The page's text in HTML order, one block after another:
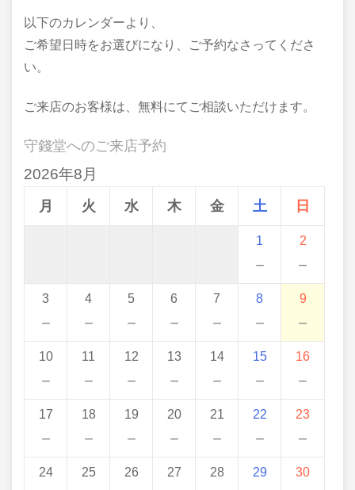
以下のカレンダーより、
ご希望日時をお選びになり、ご予約なさってくださ
い。
ご来店のお客様は、無料にてご相談いただけます。
守錢堂へのご来店予約
2026年8月
月 火 水 木 金 土 日
1
－
2
－
3
－
4
－
5
－
6
－
7
－
8
－
9
－
10
－
11
－
12
－
13
－
14
－
15
－
16
－
17
－
18
－
19
－
20
－
21
－
22
－
23
－
24 25 26 27 28 29 30